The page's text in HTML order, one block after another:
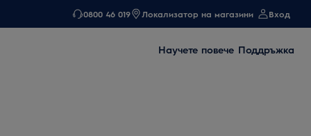
0800 46 019 Локализатор на магазини Вход
Научете повече Поддръжка